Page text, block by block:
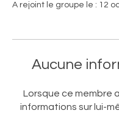
A rejoint le groupe le : 12
Aucune
Lorsque ce membre
informations sur lui-